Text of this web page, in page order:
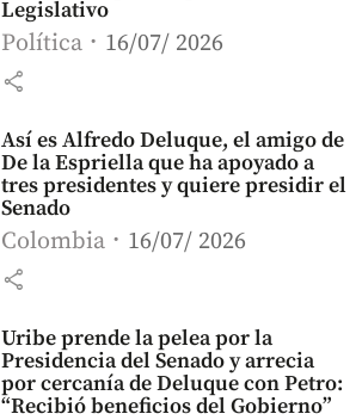
Legislativo
Política 16/07/ 2026
share
Así es Alfredo Deluque, el amigo de
De la Espriella que ha apoyado a
tres presidentes y quiere presidir el
Senado
Colombia 16/07/ 2026
share
Uribe prende la pelea por la
Presidencia del Senado y arrecia
por cercanía de Deluque con Petro:
“Recibió beneficios del Gobierno”